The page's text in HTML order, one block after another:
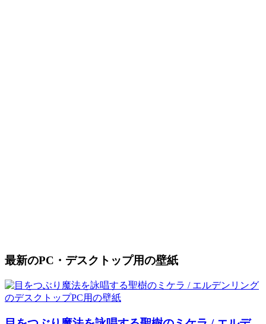
最新のPC・デスクトップ用の壁紙